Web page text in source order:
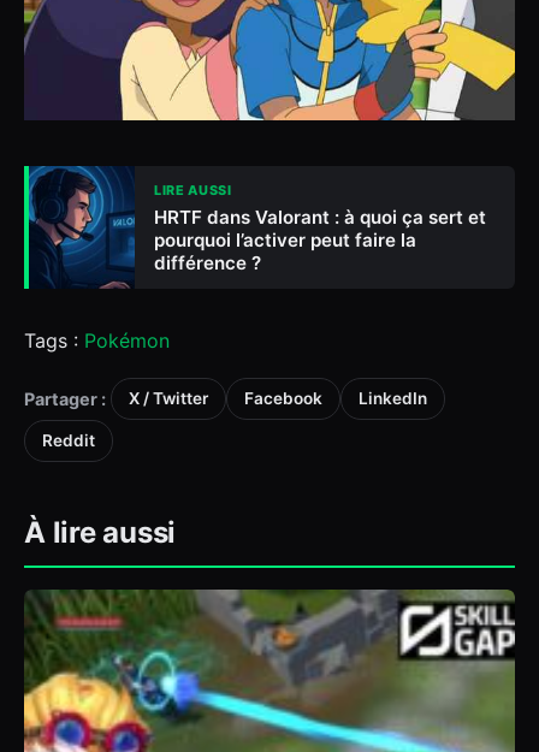
LIRE AUSSI
HRTF dans Valorant : à quoi ça sert et
pourquoi l’activer peut faire la
différence ?
Tags : Pokémon
Partager : X / Twitter Facebook LinkedIn
Reddit
À lire aussi